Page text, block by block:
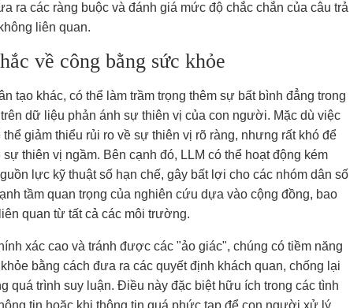
ra các ràng buộc và đánh giá mức độ chắc chắn của câu trả
liên quan.
về công bằng sức khỏe
tạo khác, có thể làm trầm trọng thêm sự bất bình đẳng trong
dữ liệu phản ánh sự thiên vị của con người. Mặc dù việc
giảm thiểu rủi ro về sự thiên vị rõ ràng, nhưng rất khó để
thiên vị ngầm. Bên cạnh đó, LLM có thể hoạt động kém
lực kỹ thuật số hạn chế, gây bất lợi cho các nhóm dân số
tầm quan trọng của nghiên cứu dựa vào cộng đồng, bao
quan từ tất cả các môi trường.
xác cao và tránh được các "ảo giác", chúng có tiềm năng
bằng cách đưa ra các quyết định khách quan, chống lại
quá trình suy luận. Điều này đặc biệt hữu ích trong các tình
tin hoặc khi thông tin quá phức tạp để con người xử lý